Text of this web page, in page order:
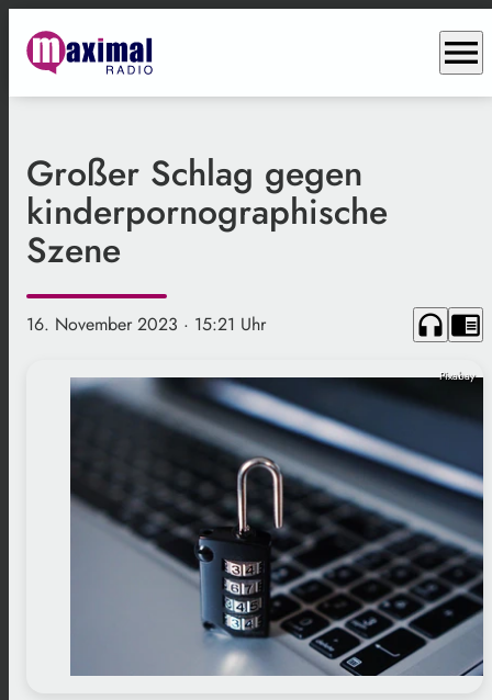
menu
Großer Schlag gegen
kinderpornographische
Szene
16. November 2023 · 15:21 Uhr headphones chrome_reader_mode
Pixabay